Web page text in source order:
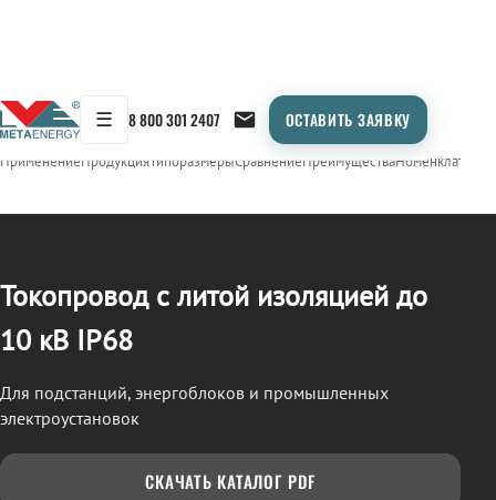
☰ 8 800 301 2407 ОСТАВИТЬ ЗАЯВКУ
← Продукция/ТОКОПРОВОД
ПрименениеПродукцияТипоразмерыСравнениеПреимуществаНоменклатура
Токопровод с литой изоляцией до
10 кВ IP68
Для подстанций, энергоблоков и промышленных
электроустановок
СКАЧАТЬ КАТАЛОГ PDF